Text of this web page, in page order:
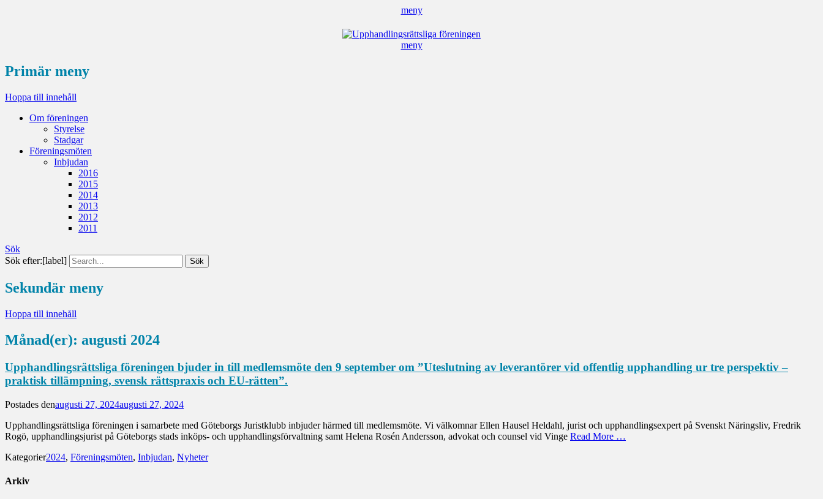
meny
Upphandlingsrättsliga föreningen
meny
Primär meny
Hoppa till innehåll
Om föreningen
Styrelse
Stadgar
Föreningsmöten
Inbjudan
2016
2015
2014
2013
2012
2011
Sök
Sök efter:[label]
Sekundär meny
Hoppa till innehåll
Månad(er): augusti 2024
Upphandlingsrättsliga föreningen bjuder in till medlemsmöte den 9 september om ”Uteslutning av leverantörer vid offentlig upphandling ur tre perspektiv –
praktisk tillämpning, svensk rättspraxis och EU-rätten”.
Postades denaugusti 27, 2024augusti 27, 2024
Upphandlingsrättsliga föreningen i samarbete med Göteborgs Juristklubb inbjuder härmed till medlemsmöte. Vi välkomnar Ellen Hausel Heldahl, jurist och upphandlingsexpert på Svenskt Näringsliv, Fredrik
Rogö, upphandlingsjurist på Göteborgs stads inköps- och upphandlingsförvaltning samt Helena Rosén Andersson, advokat och counsel vid Vinge Read More …
Kategorier2024, Föreningsmöten, Inbjudan, Nyheter
Arkiv